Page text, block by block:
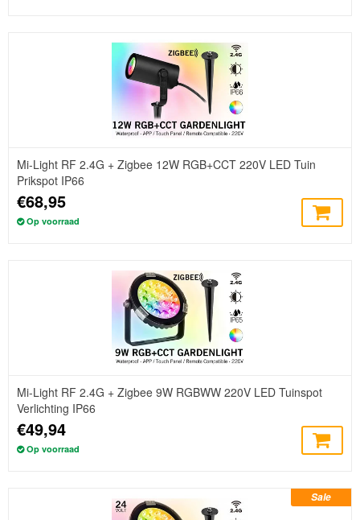
Mi-Light RF 2.4G + Zigbee 12W RGB+CCT 220V LED Tuin
Prikspot IP66
€68,95
Op voorraad
Mi-Light RF 2.4G + Zigbee 9W RGBWW 220V LED Tuinspot
Verlichting IP66
€49,94
Op voorraad
Sale